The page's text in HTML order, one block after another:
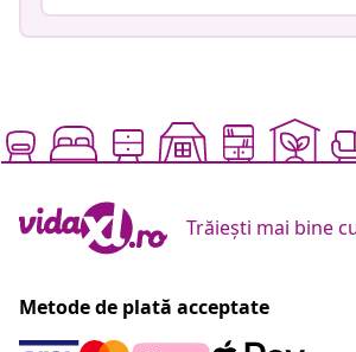
Trăiești mai bine
Metode de plată acceptate